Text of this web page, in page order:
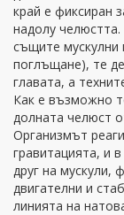
край е фиксиран
надолу
същите мускулни
поглъщане), те
главата, а
Как е възможно
долната челюст
Организмът
гравитацията, и
друг на мускули,
двигателни и
линията на